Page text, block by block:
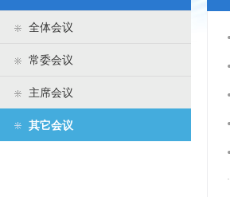
领导之窗 常委会议
全体会议
常委会议
主席会议
其它会议